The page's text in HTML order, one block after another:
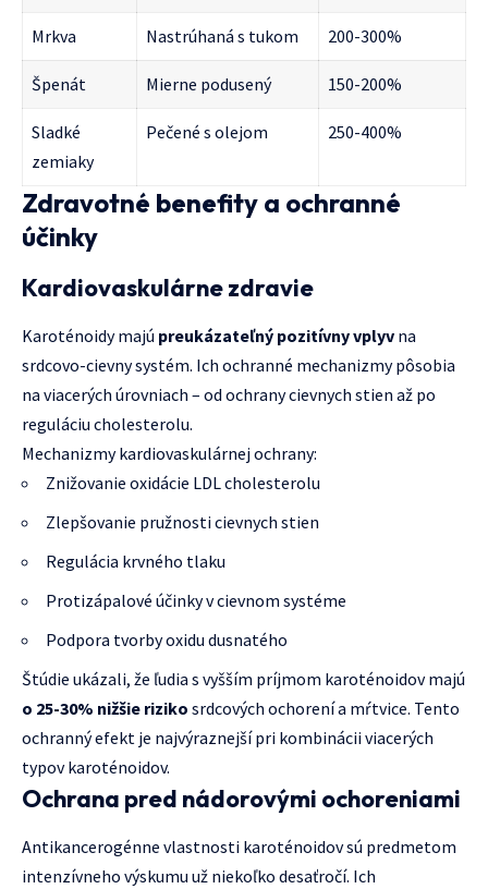
Mrkva Nastrúhaná s tukom 200-300%
Špenát Mierne podusený 150-200%
Sladké
zemiaky
Pečené s olejom 250-400%
Zdravotné benefity a ochranné
účinky
Kardiovaskulárne zdravie
Karoténoidy majú preukázateľný pozitívny vplyv na
srdcovo-cievny systém. Ich ochranné mechanizmy pôsobia
na viacerých úrovniach – od ochrany cievnych stien až po
reguláciu cholesterolu.
Mechanizmy kardiovaskulárnej ochrany:
Znižovanie oxidácie LDL cholesterolu
Zlepšovanie pružnosti cievnych stien
Regulácia krvného tlaku
Protizápalové účinky v cievnom systéme
Podpora tvorby oxidu dusnatého
Štúdie ukázali, že ľudia s vyšším príjmom karoténoidov majú
o 25-30% nižšie riziko srdcových ochorení a mŕtvice. Tento
ochranný efekt je najvýraznejší pri kombinácii viacerých
typov karoténoidov.
Ochrana pred nádorovými ochoreniami
Antikancerogénne vlastnosti karoténoidov sú predmetom
intenzívneho výskumu už niekoľko desaťročí. Ich